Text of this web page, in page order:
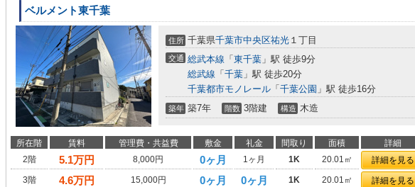
ベルメント東千葉
住所 千葉県千葉市中央区祐光 １丁目
交通 総武本線 「 東千葉 」駅 徒歩9分
総武線 「 千葉 」駅 徒歩20分
千葉都市モノレール 「 千葉公園 」駅 徒歩16分
築年 築7年 階数 3階建 構造 木造
所在階 賃料 管理費・共益費 敷金 礼金 間取り 面積 詳細
2階
5.1万円 8,000円 0ヶ月 1ヶ月 1K 20.01㎡ 詳細を見る
3階
4.6万円 15,000円 0ヶ月 0ヶ月 1K 20.01㎡ 詳細を見る